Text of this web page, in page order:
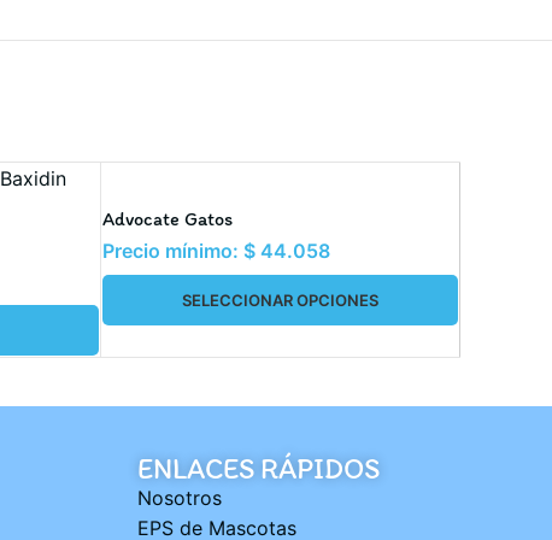
Advocate Gatos
Precio mínimo: $ 44.058
SELECCIONAR OPCIONES
ENLACES RÁPIDOS
Nosotros
EPS de Mascotas